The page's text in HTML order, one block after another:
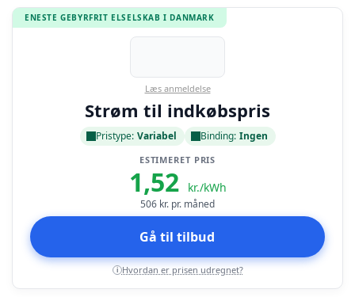
ENESTE GEBYRFRIT ELSELSKAB I DANMARK
Læs anmeldelse
Strøm til indkøbspris
Pristype: Variabel Binding: Ingen
ESTIMERET PRIS
1,52 kr./kWh
506 kr. pr. måned
Gå til tilbud
i Hvordan er prisen udregnet?